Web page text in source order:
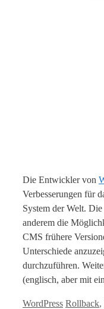
Die Entwickler von
Verbesserungen für
System der Welt.
anderem die
CMS frühere
Unterschiede
durchzuführen.
(englisch, aber mit
Kategorien
WordPress Tags
Rollback,